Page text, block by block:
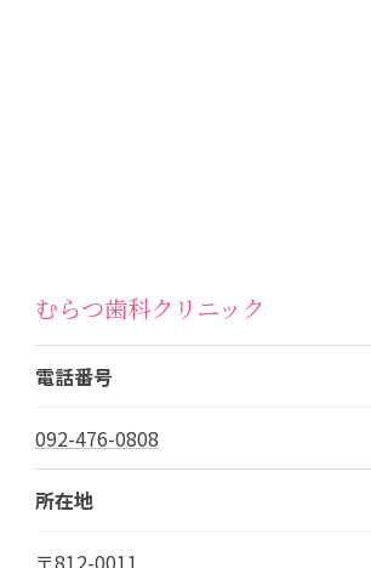
むらつ歯科クリニック
電話番号
092-476-0808
所在地
〒812-0011